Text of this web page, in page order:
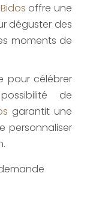
offre une
déguster des
moments de
pour célébrer
de
garantit une
personnaliser